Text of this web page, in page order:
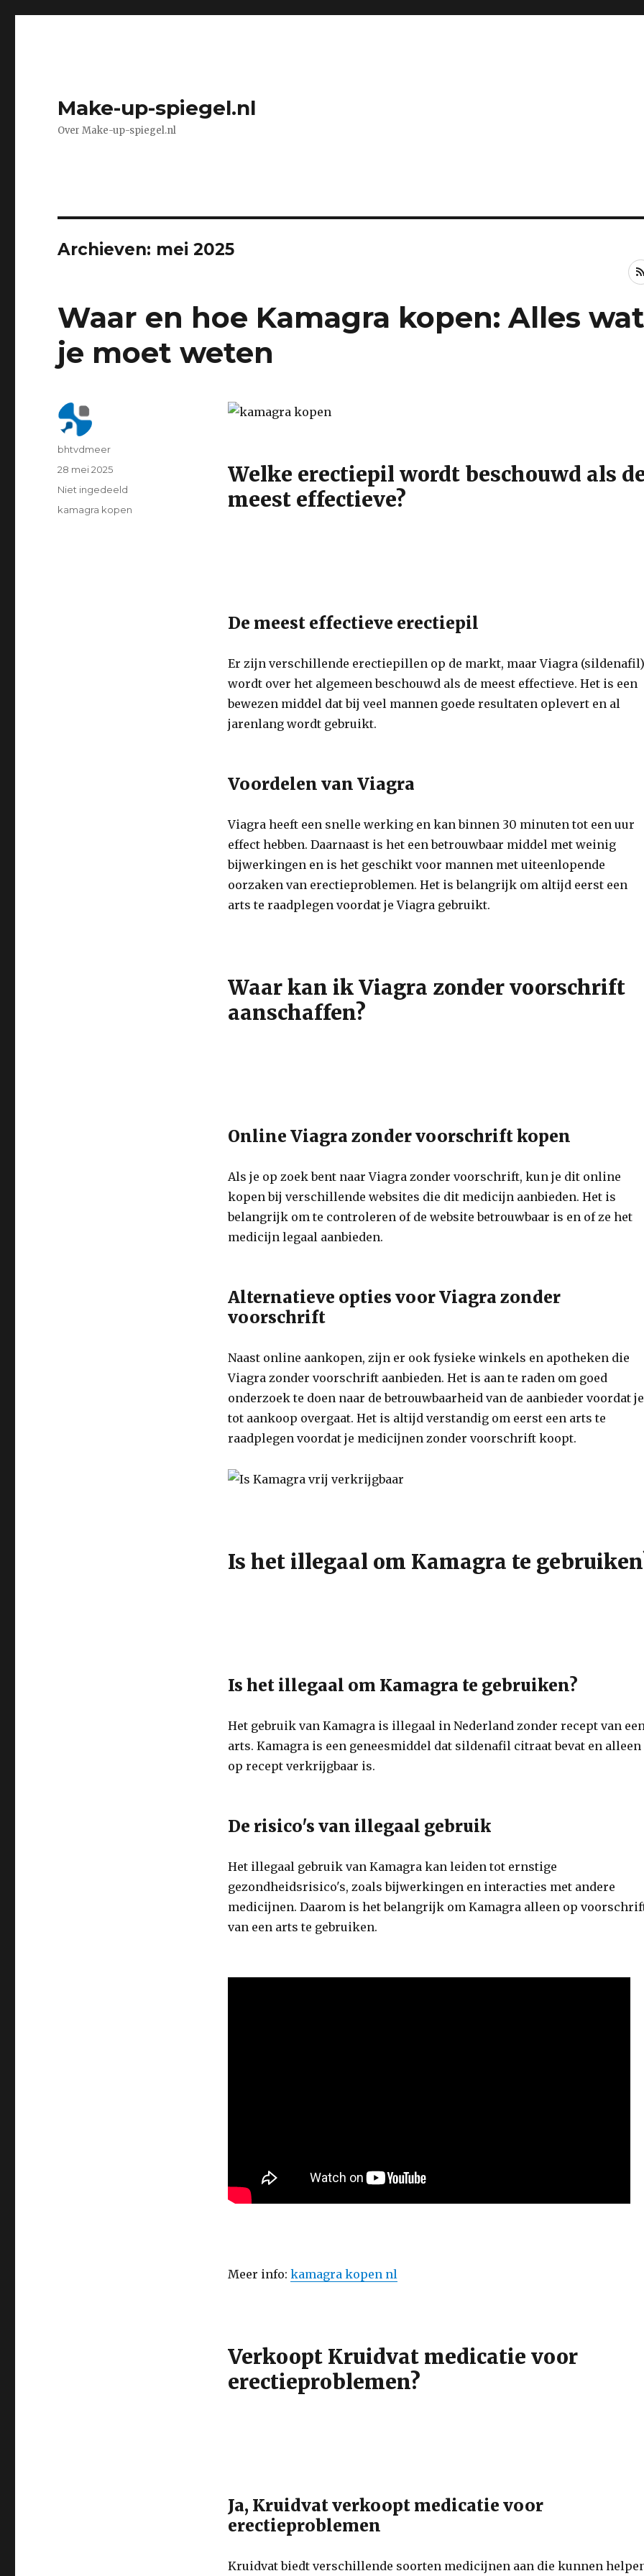
Make-up-spiegel.nl
Over Make-up-spiegel.nl
Archieven: mei 2025
Waar en hoe Kamagra kopen: Alles
je moet weten
Welke erectiepil wordt beschouwd als
meest effectieve?
De meest effectieve erectiepil
Er zijn verschillende erectiepillen op de markt, maar Viagra (sildenafil)
wordt over het algemeen beschouwd als de meest effectieve. Het is een
bewezen middel dat bij veel mannen goede resultaten oplevert en al
jarenlang wordt gebruikt.
Voordelen van Viagra
Viagra heeft een snelle werking en kan binnen 30 minuten tot een uur
effect hebben. Daarnaast is het een betrouwbaar middel met weinig
bijwerkingen en is het geschikt voor mannen met uiteenlopende
oorzaken van erectieproblemen. Het is belangrijk om altijd eerst een
arts te raadplegen voordat je Viagra gebruikt.
Waar kan ik Viagra zonder voorschrift
aanschaffen?
Online Viagra zonder voorschrift kopen
Als je op zoek bent naar Viagra zonder voorschrift, kun je dit online
kopen bij verschillende websites die dit medicijn aanbieden. Het is
belangrijk om te controleren of de website betrouwbaar is en of ze het
medicijn legaal aanbieden.
Alternatieve opties voor Viagra zonder
voorschrift
Naast online aankopen, zijn er ook fysieke winkels en apotheken die
Viagra zonder voorschrift aanbieden. Het is aan te raden om goed
onderzoek te doen naar de betrouwbaarheid van de aanbieder voordat je
tot aankoop overgaat. Het is altijd verstandig om eerst een arts te
raadplegen voordat je medicijnen zonder voorschrift koopt.
Is het illegaal om Kamagra te
Is het illegaal om Kamagra te gebruiken?
Het gebruik van Kamagra is illegaal in Nederland zonder recept van
arts. Kamagra is een geneesmiddel dat sildenafil citraat bevat en alleen
op recept verkrijgbaar is.
De risico's van illegaal gebruik
Het illegaal gebruik van Kamagra kan leiden tot ernstige
gezondheidsrisico's, zoals bijwerkingen en interacties met andere
medicijnen. Daarom is het belangrijk om Kamagra alleen op
van een arts te gebruiken.
Meer info: kamagra kopen nl
Verkoopt Kruidvat medicatie voor
erectieproblemen?
Ja, Kruidvat verkoopt medicatie voor
erectieproblemen
Kruidvat biedt verschillende soorten medicijnen aan die kunnen
Author
bhtvdmeer
Geplaatst
op
28 mei 2025
Categorie
Niet ingedeeld
Tags
kamagra kopen